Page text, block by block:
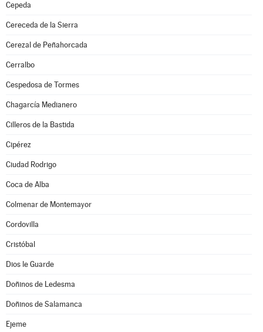
Cepeda
Cereceda de la Sierra
Cerezal de Peñahorcada
Cerralbo
Cespedosa de Tormes
Chagarcía Medianero
Cilleros de la Bastida
Cipérez
Ciudad Rodrigo
Coca de Alba
Colmenar de Montemayor
Cordovilla
Cristóbal
Dios le Guarde
Doñinos de Ledesma
Doñinos de Salamanca
Ejeme